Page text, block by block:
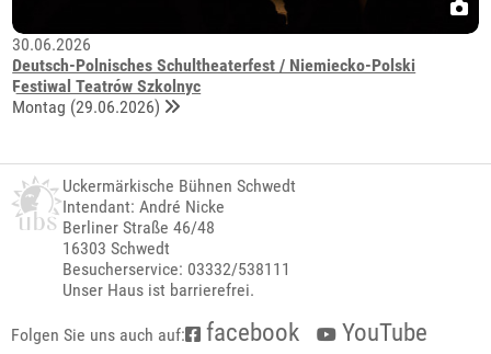
30.06.2026
Deutsch-Polnisches Schultheaterfest / Niemiecko-Polski
Festiwal Teatrów Szkolnyc
Montag (29.06.2026)
Uckermärkische Bühnen Schwedt
Intendant: André Nicke
Berliner Straße 46/48
16303 Schwedt
Besucherservice: 03332/538111
Unser Haus ist barrierefrei.
Folgen Sie uns auch auf: facebook
YouTube